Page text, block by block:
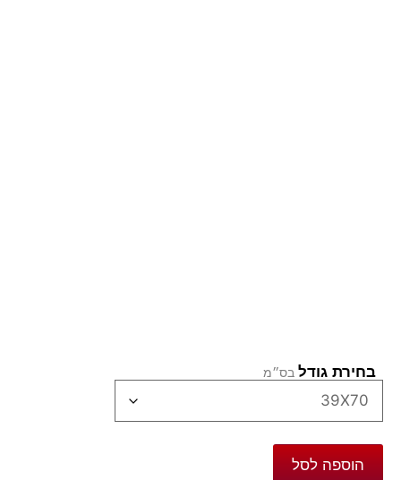
בחירת גודל
הוספה לסל